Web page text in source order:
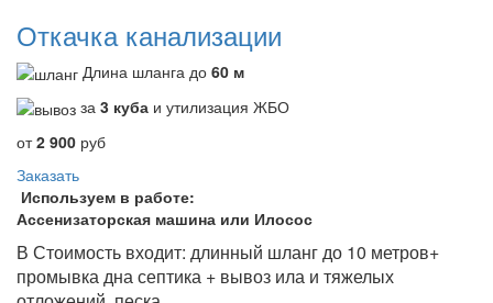
Откачка канализации
Длина шланга до 60 м
за 3 куба и утилизация ЖБО
от2 900 руб
Заказать
Используем в работе:
Ассенизаторская машина или Илосос
В Стоимость входит: длинный шланг до 10 метров+
промывка дна септика + вывоз ила и тяжелых